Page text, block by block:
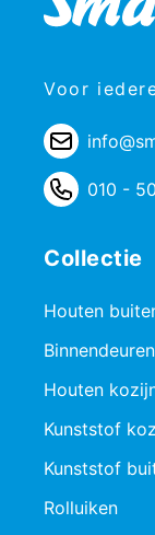
Voor
010 -
Collectie
Houten
Binnendeuren
Houten
Kunststof
Kunststof
Rolluiken